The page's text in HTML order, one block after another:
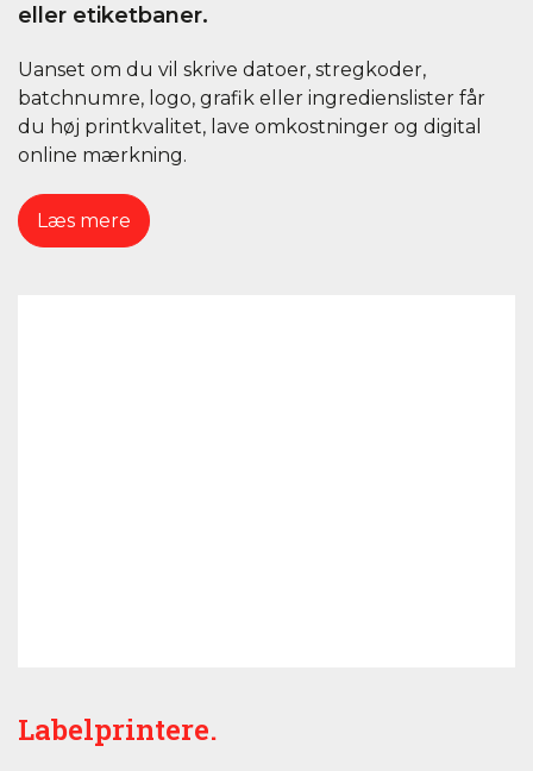
eller etiketbaner.
Uanset om du vil skrive datoer, stregkoder,
batchnumre, logo, grafik eller ingredienslister får
du høj printkvalitet, lave omkostninger og digital
online mærkning.
Læs mere
Labelprintere.